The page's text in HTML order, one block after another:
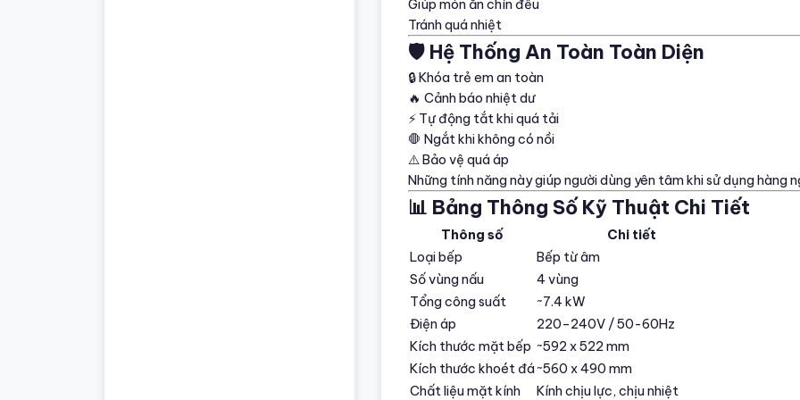
Giúp món ăn chín đều
Tránh quá nhiệt
🛡️ Hệ Thống An Toàn Toàn Diện
🔒 Khóa trẻ em an toàn
🔥 Cảnh báo nhiệt dư
⚡ Tự động tắt khi quá tải
🛑 Ngắt khi không có nồi
⚠️ Bảo vệ quá áp
Những tính năng này giúp người dùng yên tâm khi sử dụng hàng
📊 Bảng Thông Số Kỹ Thuật Chi Tiết
Thông số
Chi tiết
Loại bếp
Bếp từ âm
Số vùng nấu
4 vùng
Tổng công suất
~7.4 kW
Điện áp
220–240V / 50-60Hz
Kích thước mặt bếp ~592 x 522 mm
Kích thước khoét đá~560 x 490 mm
Chất liệu mặt kính
Kính chịu lực, chịu nhiệt